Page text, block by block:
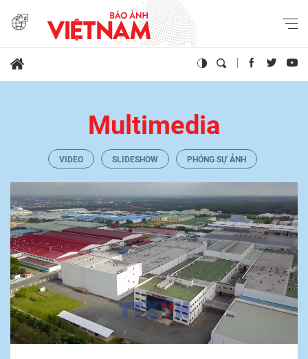
Multimedia
VIDEO SLIDESHOW PHÓNG SỰ ẢNH